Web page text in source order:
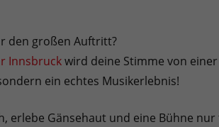
den großen Auftritt?
Innsbruckwird deine Stimme von
ein echtes Musikerlebnis!
erlebe Gänsehaut und eine Bühne